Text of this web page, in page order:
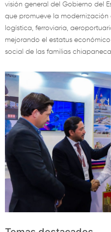
visión general del Gobierno del
que promueve la modernización
logística, ferroviaria,
mejorando el estatus
social de las familias